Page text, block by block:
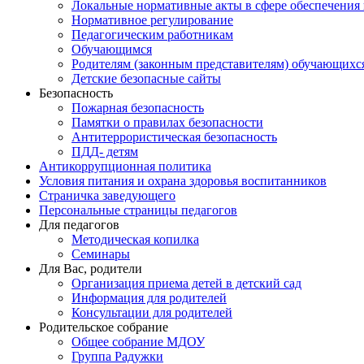
Локальные нормативные акты в сфере
Нормативное регулирование
Педагогическим работникам
Обучающимся
Родителям (законным представителям)
Детские безопасные сайты
Безопасность
Пожарная безопасность
Памятки о правилах безопасности
Антитеррористическая безопасность
ПДД- детям
Антикоррупционная политика
Условия питания и охрана здоровья воспитанников
Страничка заведующего
Персональные страницы педагогов
Для педагогов
Методическая копилка
Семинары
Для Вас, родители
Организация приема детей в детский сад
Информация для родителей
Консультации для родителей
Родительское собрание
Общее собрание МДОУ
Группа Радужки